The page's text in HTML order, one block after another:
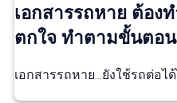
เอกสารรถหาย ต้อง
ตกใจ ทำตามขั้นตอน
เอกสารรถหาย…ยังใช้รถต่อไ